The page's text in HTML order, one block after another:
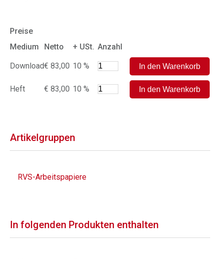
Preise
Medium
Netto + USt. Anzahl
Download€ 83,00 10 %
Heft € 83,00 10 %
Artikelgruppen
RVS-Arbeitspapiere
In folgenden Produkten enthalten